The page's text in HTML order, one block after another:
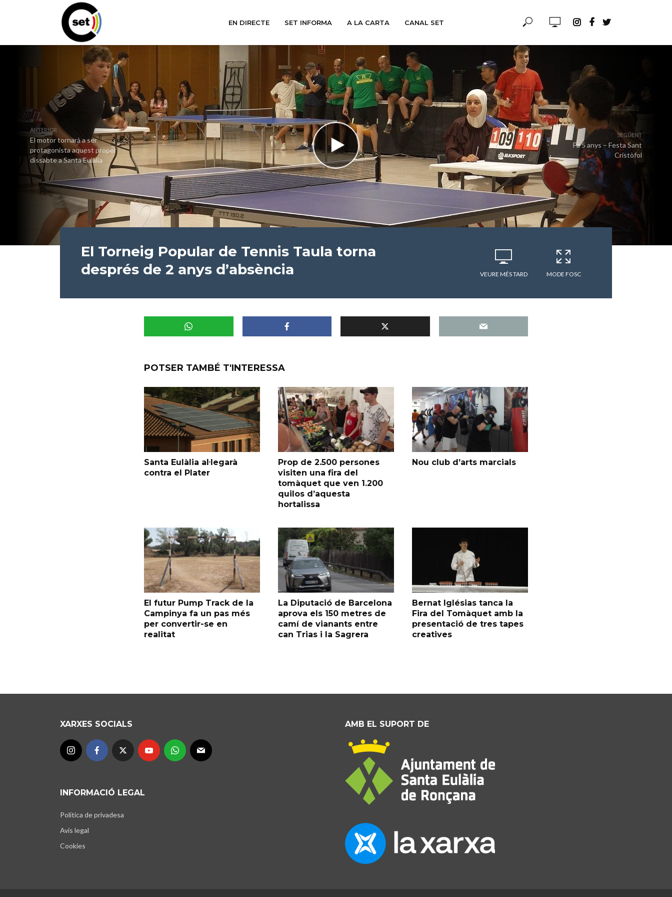
EN DIRECTE SET INFORMA A LA CARTA CANAL SET
ANTERIOR
El motor tornarà a ser
protagonista aquest proper
dissabte a Santa Eulàlia
SEGÜENT
Fa 5 anys – Festa Sant
Cristòfol
El Torneig Popular de Tennis Taula torna
després de 2 anys d’absència
VEURE MÉS TARD MODE FOSC
POTSER TAMBÉ T'INTERESSA
Santa Eulàlia al·legarà
contra el Plater
Prop de 2.500 persones
visiten una fira del
tomàquet que ven 1.200
quilos d’aquesta
hortalissa
Nou club d’arts marcials
El futur Pump Track de la
Campinya fa un pas més
per convertir-se en
realitat
La Diputació de Barcelona
aprova els 150 metres de
camí de vianants entre
can Trias i la Sagrera
Bernat Iglésias tanca la
Fira del Tomàquet amb la
presentació de tres tapes
creatives
XARXES SOCIALS
INFORMACIÓ LEGAL
Política de privadesa
Avís legal
Cookies
AMB EL SUPORT DE